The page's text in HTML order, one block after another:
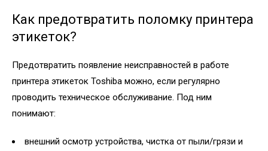
Как предотвратить поломку принтера
этикеток?
Предотвратить появление неисправностей в работе
принтера этикеток Toshiba можно, если регулярно
проводить техническое обслуживание. Под ним
понимают:
внешний осмотр устройства, чистка от пыли/грязи и